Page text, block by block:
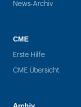
News-Archiv
CME
Erste Hilfe
CME Übersicht